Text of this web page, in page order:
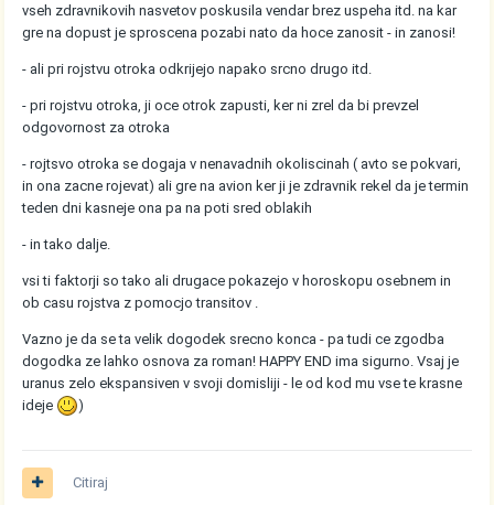
vseh zdravnikovih nasvetov poskusila vendar brez uspeha itd. na kar
gre na dopust je sproscena pozabi nato da hoce zanosit - in zanosi!
- ali pri rojstvu otroka odkrijejo napako srcno drugo itd.
- pri rojstvu otroka, ji oce otrok zapusti, ker ni zrel da bi prevzel
odgovornost za otroka
- rojtsvo otroka se dogaja v nenavadnih okoliscinah ( avto se pokvari,
in ona zacne rojevat) ali gre na avion ker ji je zdravnik rekel da je termin
teden dni kasneje ona pa na poti sred oblakih
- in tako dalje.
vsi ti faktorji so tako ali drugace pokazejo v horoskopu osebnem in
ob casu rojstva z pomocjo transitov .
Vazno je da se ta velik dogodek srecno konca - pa tudi ce zgodba
dogodka ze lahko osnova za roman! HAPPY END ima sigurno. Vsaj je
uranus zelo ekspansiven v svoji domisliji - le od kod mu vse te krasne
ideje
)
Citiraj